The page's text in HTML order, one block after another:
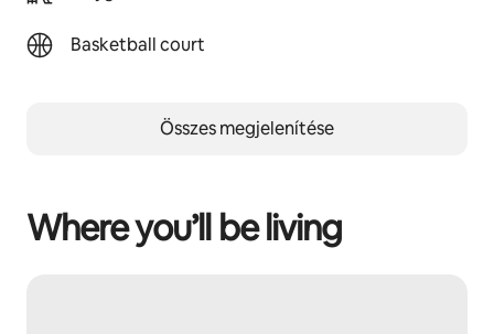
Basketball court
Összes megjelenítése
Where you’ll be living